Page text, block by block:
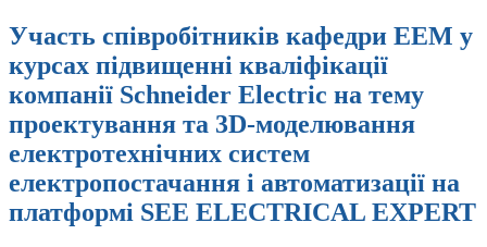
Участь співробітників кафедри ЕЕМ у
курсах підвищенні кваліфікації
компанії Schneider Electric на тему
проектування та 3D-моделювання
електротехнічних систем
електропостачання і автоматизації на
платформі SEE ELECTRICAL EXPERT